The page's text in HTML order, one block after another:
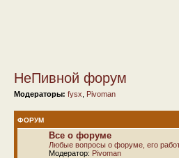
НеПивной форум
Модераторы: fysx Pivoman
ФОРУМ
Все о форуме
Любые вопросы о форуме, его
Модератор: Pivoman